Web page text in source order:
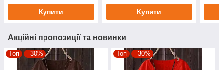
Купити Купити
Акційні пропозиції та новинки
Топ –30% Топ –30%